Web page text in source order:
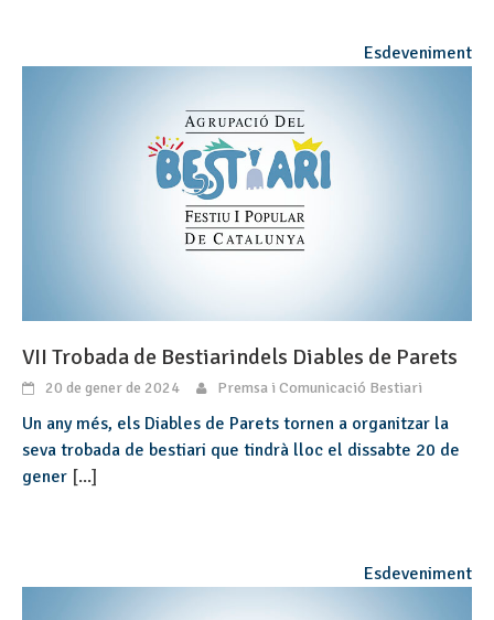
Esdeveniment
VII Trobada de Bestiarindels Diables de Parets
20 de gener de 2024 Premsa i Comunicació Bestiari
Un any més, els Diables de Parets tornen a organitzar la
seva trobada de bestiari que tindrà lloc el dissabte 20 de
gener [...]
Esdeveniment